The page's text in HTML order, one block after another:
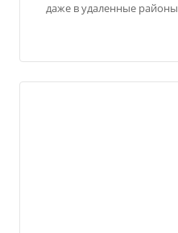
даже в удаленные